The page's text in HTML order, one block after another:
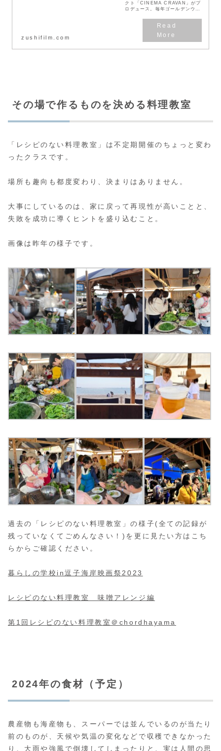
クト「CINEMA CRAVAN」がプ
ロデュース。毎年ゴールデンウィ
2022年4月28日より、3年ぶりに
zushifilm.com
その場で作るものを決める料理教室
「レシピのない料理教室」は不定期開催のちょっと変わ
ったクラスです。
場所も趣向も都度変わり、決まりはありません。
大事にしているのは、家に戻って再現性が高いことと、
失敗を成功に導くヒントを盛り込むこと。
画像は昨年の様子です。
過去の「レシピのない料理教室」の様子(全ての記録が
残っていなくてごめんなさい！)を更に見たい方はこち
らからご確認ください。
暮らしの学校in逗子海岸映画祭2023
レシピのない料理教室 味噌アレンジ編
第1回レシピのない料理教室＠chordhayama
2024年の食材（予定）
農産物も海産物も、スーパーでは並んでいるのが当たり
前のものが、天候や気温の変化などで収穫できなかった
り、大雨や強風で倒壊してしまったりと、実は人間の思